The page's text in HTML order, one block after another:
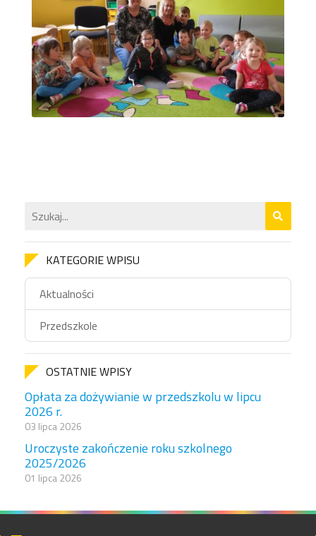
KATEGORIE WPISU
Aktualności
Przedszkole
OSTATNIE WPISY
Opłata za dożywianie w przedszkolu w lipcu
2026 r.
03 lipca 2026
Uroczyste zakończenie roku szkolnego
2025/2026
01 lipca 2026